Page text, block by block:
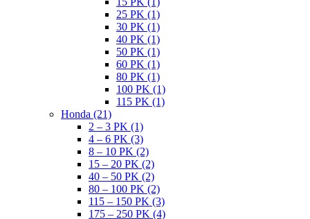
25 PK (1)
30 PK (1)
40 PK (1)
50 PK (1)
60 PK (1)
80 PK (1)
100 PK (1)
115 PK (1)
Honda (21)
2 – 3 PK (1)
4 – 6 PK (3)
8 – 10 PK (2)
15 – 20 PK (2)
40 – 50 PK (2)
80 – 100 PK (2)
115 – 150 PK (3)
175 – 250 PK (4)